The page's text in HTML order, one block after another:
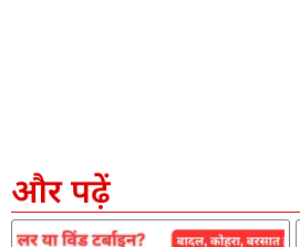
और पढ़ें